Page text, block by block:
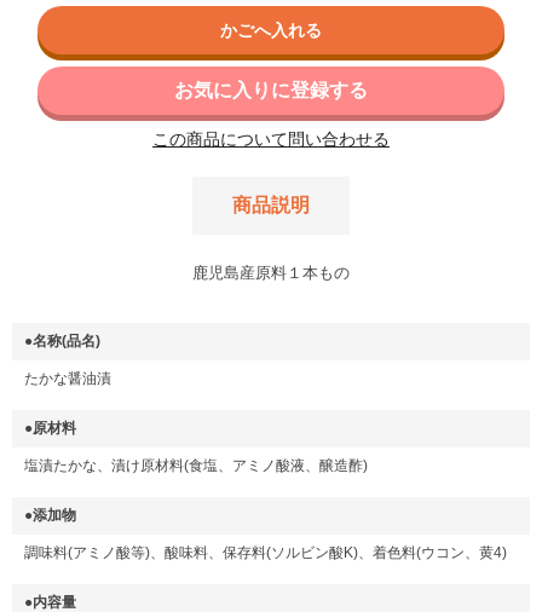
お気に入りに登録する
この商品について問い合わせる
商品説明
鹿児島産原料１本もの
●名称(品名)
たかな醤油漬
●原材料
塩漬たかな、漬け原材料(食塩、アミノ酸液、醸造酢)
●添加物
調味料(アミノ酸等)、酸味料、保存料(ソルビン酸K)、着色料(ウコン、黄4)
●内容量